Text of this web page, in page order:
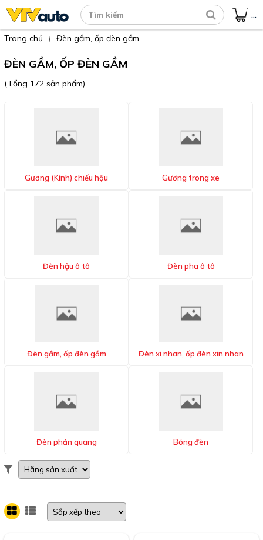
Trang chủ | Đèn gầm, ốp đèn gầm
ĐÈN GẦM, ỐP ĐÈN GẦM
(Tổng 172 sản phẩm)
Gương (Kính) chiếu hậu Gương trong xe
Đèn hậu ô tô Đèn pha ô tô
Đèn gầm, ốp đèn gầm Đèn xi nhan, ốp đèn xin nhan
Đèn phản quang Bóng đèn